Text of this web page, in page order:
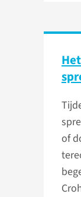
of